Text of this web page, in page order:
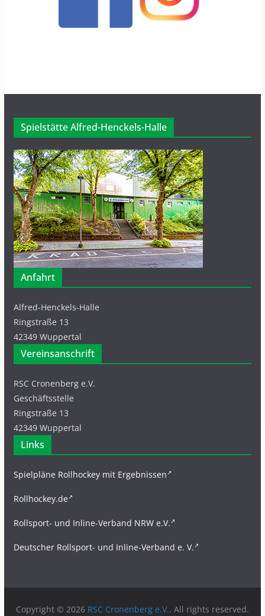
Spielstätte Alfred-Henckels-Halle
Anfahrt
Alfred-Henckels-Halle
Ringstraße 13
42349 Wuppertal
Vereinsanschrift
RSC Cronenberg e.V.
Geschäftsstelle
Ringstraße 13
42349 Wuppertal
Links
Spielpläne Rollhockey mit Ergebnissen
Rollhockey.de
Rollsport- und Inline-Verband NRW e.V.
Deutscher Rollsport- und Inline-Verband e. V.
Copyright © 2026 RSC Cronenberg e.V.. All rights reserved.